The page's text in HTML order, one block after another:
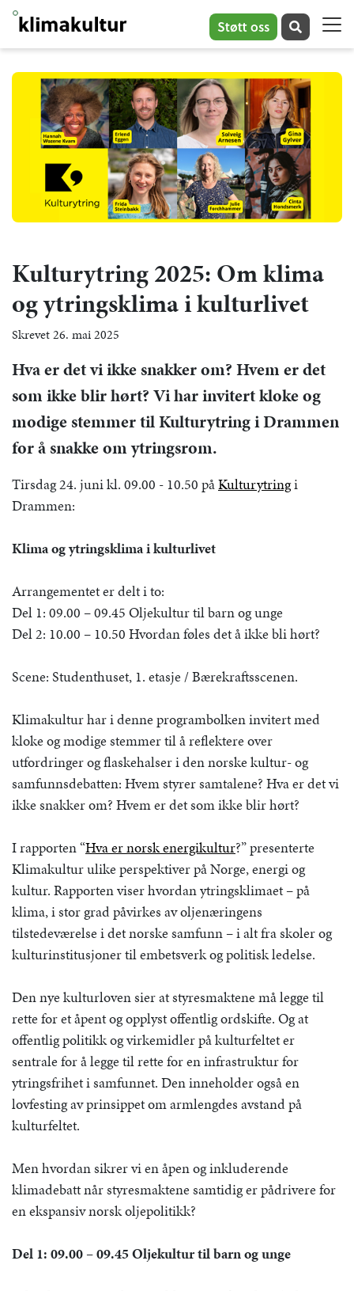
Støtt oss
Kulturytring 2025: Om klima
og ytringsklima i kulturlivet
Skrevet 26. mai 2025
Hva er det vi ikke snakker om? Hvem er det
som ikke blir hørt? Vi har invitert kloke og
modige stemmer til Kulturytring i Drammen
for å snakke om ytringsrom.
Tirsdag 24. juni kl. 09.00 - 10.50 påKulturytringi
Drammen:
Klima og ytringsklima i kulturlivet
Arrangementet er delt i to:
Del 1: 09.00 – 09.45 Oljekultur til barn og unge
Del 2: 10.00 – 10.50 Hvordan føles det å ikke bli hørt?
Scene: Studenthuset, 1. etasje / Bærekraftsscenen.
Klimakultur har i denne programbolken invitert med
kloke og modige stemmer til å reflektere over
utfordringer og flaskehalser i den norske kultur- og
samfunnsdebatten: Hvem styrer samtalene? Hva er det vi
ikke snakker om? Hvem er det som ikke blir hørt?
I rapporten “Hva er norsk energikultur?” presenterte
Klimakultur ulike perspektiver på Norge, energi og
kultur. Rapporten viser hvordan ytringsklimaet – på
klima, i stor grad påvirkes av oljenæringens
tilstedeværelse i det norske samfunn – i alt fra skoler og
kulturinstitusjoner til embetsverk og politisk ledelse.
Den nye kulturloven sier at styresmaktene må legge til
rette for et åpent og opplyst offentlig ordskifte. Og at
offentlig politikk og virkemidler på kulturfeltet er
sentrale for å legge til rette for en infrastruktur for
ytringsfrihet i samfunnet. Den inneholder også en
lovfesting av prinsippet om armlengdes avstand på
kulturfeltet.
Men hvordan sikrer vi en åpen og inkluderende
klimadebatt når styresmaktene samtidig er pådrivere for
en ekspansiv norsk oljepolitikk?
Del 1: 09.00 – 09.45 Oljekultur til barn og unge